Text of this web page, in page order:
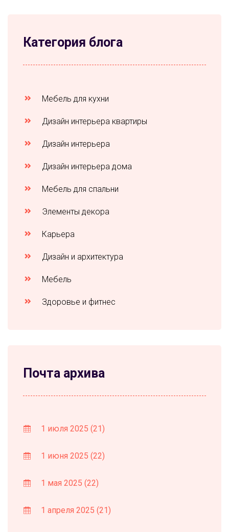
Категория блога
Мебель для кухни
Дизайн интерьера квартиры
Дизайн интерьера
Дизайн интерьера дома
Мебель для спальни
Элементы декора
Карьера
Дизайн и архитектура
Мебель
Здоровье и фитнес
Почта архива
1 июля 2025 (21)
1 июня 2025 (22)
1 мая 2025 (22)
1 апреля 2025 (21)